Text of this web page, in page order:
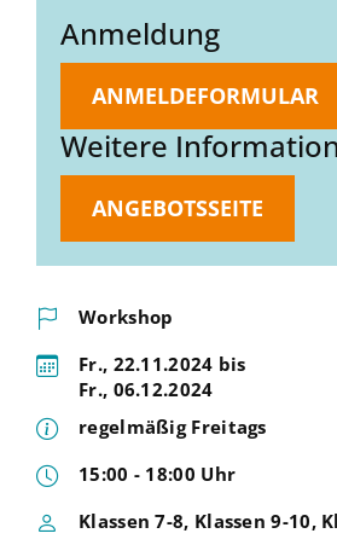
Anmeldung
ANMELDEFORMULAR
Weitere
ANGEBOTSSEITE
Workshop
Fr., 22.11.2024 bis
Fr., 06.12.2024
regelmäßig Freitags
15:00 - 18:00 Uhr
Klassen 7-8, Klassen 9-10,